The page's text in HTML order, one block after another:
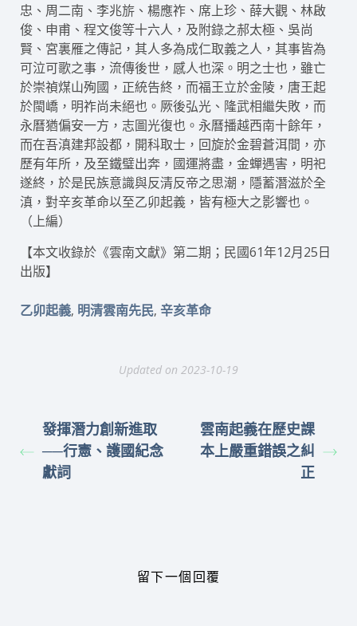
忠、周二南、李兆旂、楊應祚、席上珍、薛大觀、林啟
俊、申甫、程文俊等十六人，及附錄之郝太極、吳尚
賢、宮裏雁之傳記，其人多為成仁取義之人，其事皆為
可泣可歌之事，流傳後世，感人也深。明之士也，雖亡
於崇禎煤山殉國，正統告終，而福王立於金陵，唐王起
於閩嶠，明祚尚未絕也。厥後弘光、隆武相繼失敗，而
永曆猶偏安一方，志圖光復也。永曆播越西南十餘年，
而在吾滇建邦設都，開科取士，回旋於金碧蒼洱間，亦
歷有年所，及至鐵璧出奔，國運將盡，金蟬遇害，明祀
遂終，於是民族意識與反清反帝之思潮，隱蓄潛滋於全
滇，對辛亥革命以至乙卯起義，皆有極大之影響也。
（上編）
【本文收錄於《雲南文獻》第二期；民國61年12月25日
出版】
乙卯起義, 明清雲南先民, 辛亥革命
Updated on 2023-10-19
發揮潛力創新進取
──行憲、護國紀念
獻詞
雲南起義在歷史課
本上嚴重錯誤之糾
正
留下一個回覆